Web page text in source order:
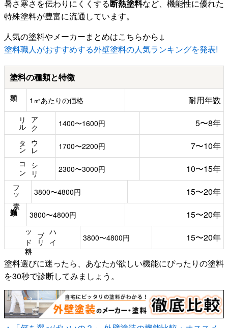
暑さ寒さを伝わりにくくする断熱塗料など、機能性に優れた
特殊塗料が豊富に流通しています。
人気の塗料やメーカーまとめはこちらから↓
塗料職人がおすすめする外壁塗料の人気ランキングを発表!
塗料の種類と特徴
1㎡あたりの価格 耐用年数
ア
ク
リ
ル 1400〜1600円 5〜8年
ウ
レ
タ
ン 1700〜2200円 7〜10年
シ
リ
コ
ン 2300〜3000円 10〜15年
フッ素 3800〜4800円 15〜20年
3800〜4800円 15〜20年
ハ
イ
ブ
リ
ッ
ド
塗料 3800〜4800円 15〜20年
塗料選びに迷ったら、あなたが欲しい機能にぴったりの塗料
を30秒で診断してみましょう。